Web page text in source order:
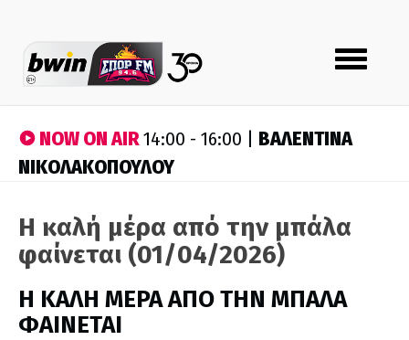
Toggle
navigation
NOW ON AIR14:00 - 16:00 | ΒΑΛΕΝΤΙΝΑ
ΝΙΚΟΛΑΚΟΠΟΥΛΟΥ
Η καλή μέρα από την μπάλα
φαίνεται (01/04/2026)
H ΚΑΛΗ ΜΕΡΑ ΑΠΟ ΤΗΝ ΜΠΑΛΑ
ΦΑΙΝΕΤΑΙ